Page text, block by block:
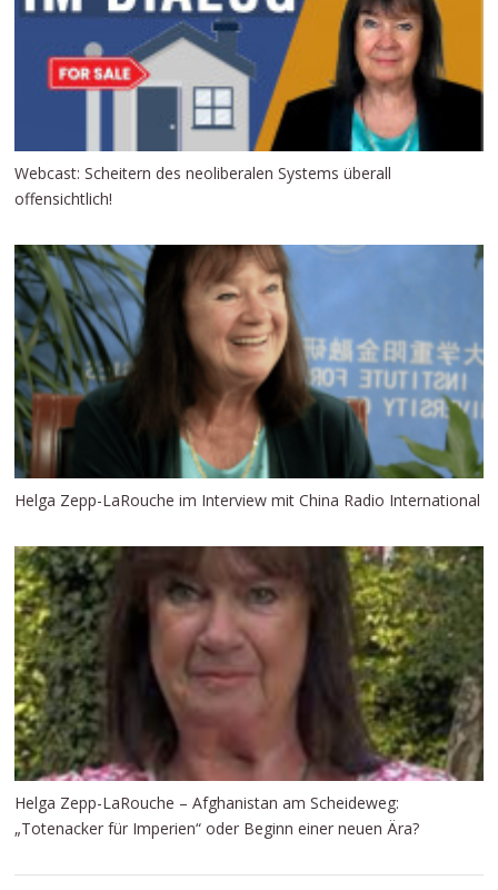
Webcast: Scheitern des neoliberalen Systems überall
offensichtlich!
Helga Zepp-LaRouche im Interview mit China Radio International
Helga Zepp-LaRouche – Afghanistan am Scheideweg:
„Totenacker für Imperien“ oder Beginn einer neuen Ära?